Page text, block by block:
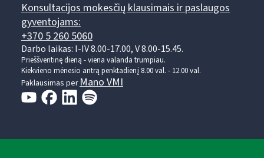
Konsultacijos mokesčių klausimais ir paslaugos
gyventojams:
+370 5 260 5060
Darbo laikas: I-IV 8.00-17.00, V 8.00-15.45.
Prieššventinę dieną - viena valanda trumpiau.
Kiekvieno mėnesio antrą penktadienį 8.00 val. - 12.00 val.
Paklausimas perMano VMI